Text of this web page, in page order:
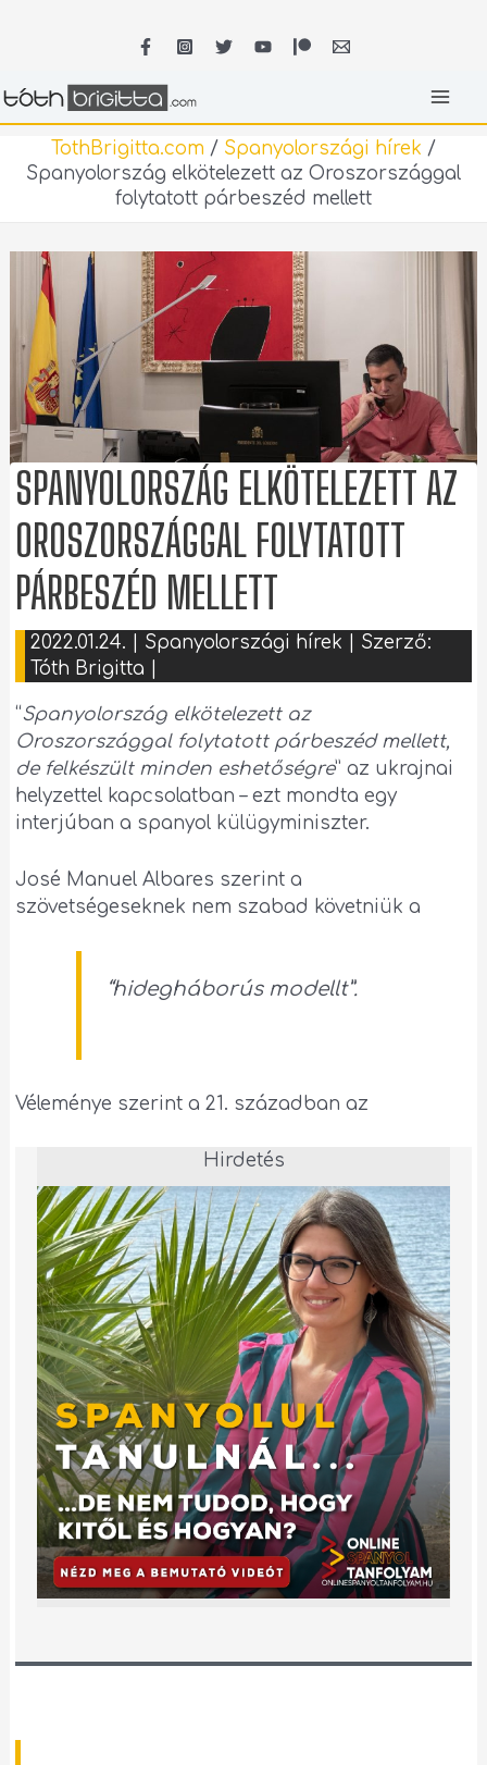
TothBrigitta.com / Spanyolországi hírek /
Spanyolország elkötelezett az Oroszországgal
folytatott párbeszéd mellett
SPANYOLORSZÁG ELKÖTELEZETT AZ
OROSZORSZÁGGAL FOLYTATOTT
PÁRBESZÉD MELLETT
2022.01.24. Spanyolországi hírek | Szerző:
Tóth Brigitta
“Spanyolország elkötelezett az
Oroszországgal folytatott párbeszéd mellett,
de felkészült minden eshetőségre” az ukrajnai
helyzettel kapcsolatban – ezt mondta egy
interjúban a spanyol külügyminiszter.
José Manuel Albares szerint a
szövetségeseknek nem szabad követniük a
“hidegháborús modellt”.
Véleménye szerint a 21. században az
Hirdetés